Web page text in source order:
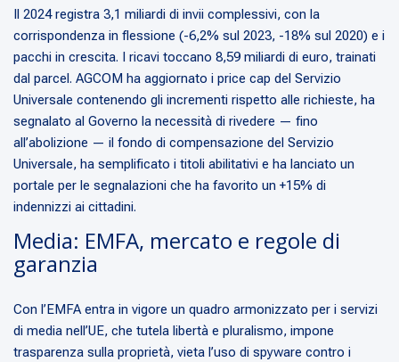
Il 2024 registra 3,1 miliardi di invii complessivi, con la
corrispondenza in flessione (-6,2% sul 2023, -18% sul 2020) e i
pacchi in crescita. I ricavi toccano 8,59 miliardi di euro, trainati
dal parcel. AGCOM ha aggiornato i price cap del Servizio
Universale contenendo gli incrementi rispetto alle richieste, ha
segnalato al Governo la necessità di rivedere — fino
all’abolizione — il fondo di compensazione del Servizio
Universale, ha semplificato i titoli abilitativi e ha lanciato un
portale per le segnalazioni che ha favorito un +15% di
indennizzi ai cittadini.
Media: EMFA, mercato e regole di
garanzia
Con l’EMFA entra in vigore un quadro armonizzato per i servizi
di media nell’UE, che tutela libertà e pluralismo, impone
trasparenza sulla proprietà, vieta l’uso di spyware contro i